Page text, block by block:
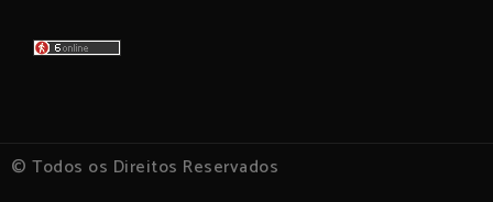
© Todos os Direitos Reservados